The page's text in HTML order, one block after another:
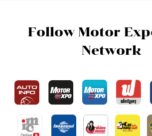
Follow Motor
Network